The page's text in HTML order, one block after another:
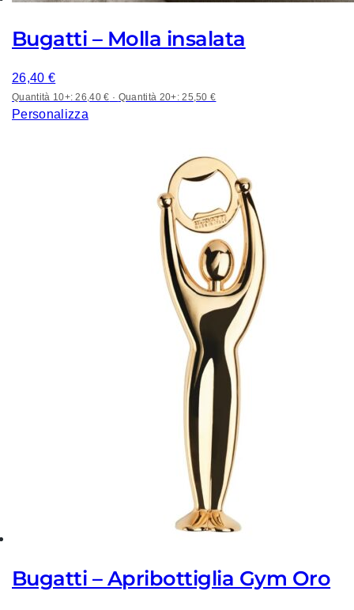
Bugatti – Molla insalata
26,40 €
Quantità 10+: 26,40 € · Quantità 20+: 25,50 €
Personalizza
Bugatti – Apribottiglia Gym Oro